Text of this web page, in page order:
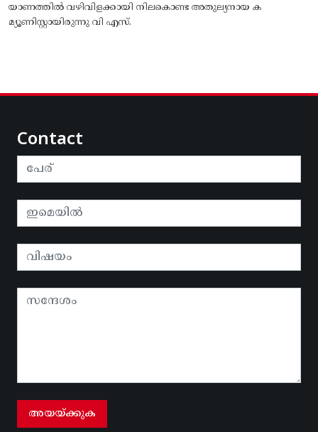
യാണത്തിൽ വഴിവിളക്കായി നിലകൊണ്ട അതുല്യനായ ക
മ്യൂണിസ്റ്റായിരുന്നു വി എസ്.
Contact